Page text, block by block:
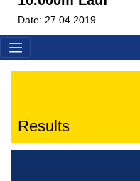
Date: 27.04.2019
Results